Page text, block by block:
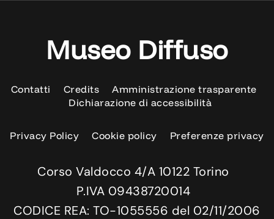
Museo Diffuso
Contatti Credits
Amministrazione trasparente
Dichiarazione di accessibilità
Privacy Policy Cookie policy Preferenze privacy
Corso Valdocco 4/A 10122 Torino
P.IVA 09438720014
CODICE REA: TO-1055556 del 02/11/2006